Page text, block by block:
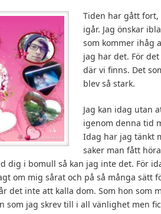
Tiden har gått fort,
igår. Jag önskar
som kommer ihåg
jag har det. För
där vi finns. Det
blev så stark.
Jag kan idag utan
igenom denna tid
Idag har jag tänkt
saker man fått
dig i bomull så kan jag inte det. För
om mig sårat och på så många sätt
det inte att kalla dom. Som hon som
som jag skrev till i all vänlighet men